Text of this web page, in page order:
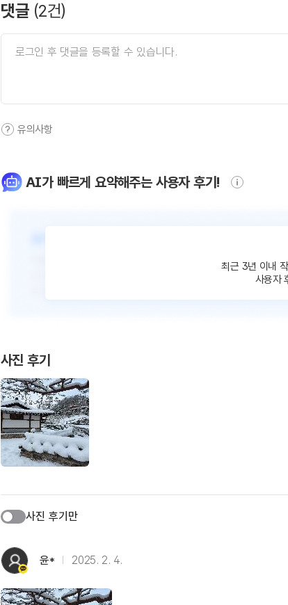
댓글 (2건)
유의사항
AI가 빠르게 요약해주는 사용자 후기!
최근 3년 이내
사용자
사진 후기
사진 후기만
윤* 2025. 2. 4.